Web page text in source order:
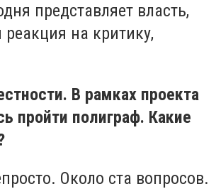
представляет власть,
реакция на критику,
В рамках проекта
пройти полиграф. Какие
Около ста вопросов.